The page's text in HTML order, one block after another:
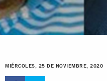
EGIPCIA
MIÉRCOLES, 25 DE NOVIEMBRE, 2020